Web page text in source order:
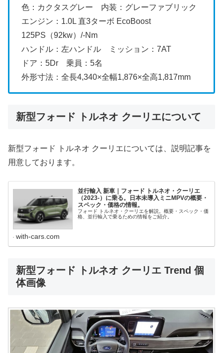
色：カクタスグレー 内装：グレーファブリック
エンジン：1.0L 直3ターボ EcoBoost
125PS（92kw）/-Nm
ハンドル：左ハンドル ミッション：7AT
ドア：5Dr 乗員：5名
外形寸法：全長4,340×全幅1,876×全高1,817mm
新型フォード トルネオ クーリエについて
新型フォード トルネオ クーリエについては、説明記事を
用意しております。
並行輸入 新車｜フォード トルネオ・クーリエ
（2023-）に乗る。日本未導入ミニMPVの概要・
スペック・価格の情報。
フォード トルネオ・クーリエを解説。概要・スペック・価
格、並行輸入で乗るための情報をご紹介。
with-cars.com
新型フォード トルネオ クーリエ Trend 個
体画像